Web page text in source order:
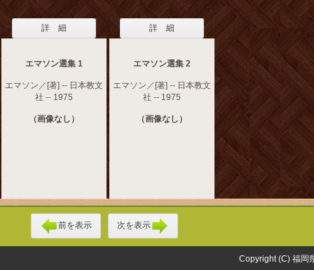
詳 細
エマソン選集 1
エマソン／[著] -- 日本教文
社 -- 1975
（画像なし）
詳 細
エマソン選集 2
エマソン／[著] -- 日本教文
社 -- 1975
（画像なし）
前を表示 次を表示
Copyright (C) 福岡